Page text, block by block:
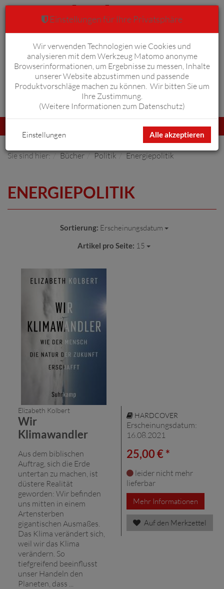
Anmelden Warenkorb 0
umschalten
Sie sind hier: Bücher Politik Energiepolitik
ENERGIEPOLITIK
Sortierung: Erscheinungsdatum
Artikel pro Seite: 15
Elizabeth Kolbert
Wir
Klimawandler
Aus dem biblischen
Auftrag, sich die Erde
untertan zu machen, ist
düstere Realität
geworden: Wir befinden
uns mitten in einem
Artensterben
gigantischen Ausmaßes.
Das Klima verändert sich,
weil wir das Klima
verändern. So
tiefgreifend beeinflusst
unser Handeln den
Planeten, dass ...
HARDCOVER
Erscheinungsdatum:
16.08.2021
25,00 € *
leider nicht mehr
lieferbar
Mehr Informationen
Auf den Merkzettel
Einstellungen für Ihre Privatsphäre
Wir verwenden Technologien wie Cookies und
analysieren mit dem Werkzeug Matomo anonyme
Browserinformationen, um Ergebnisse zu messen, Inhalte
unserer Website abzustimmen und passende
Produktvorschläge machen zu können. Wir bitten Sie um
Ihre Zustimmung.
(Weitere Informationen zum Datenschutz)
Alle akzeptieren
Einstellungen